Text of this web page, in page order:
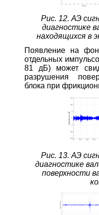
Рис. 12. АЭ
диагностике
находящихся в
Появление на
отдельных
81 дБ) может
разрушения
блока при
Рис. 13. АЭ
диагностике
поверхности